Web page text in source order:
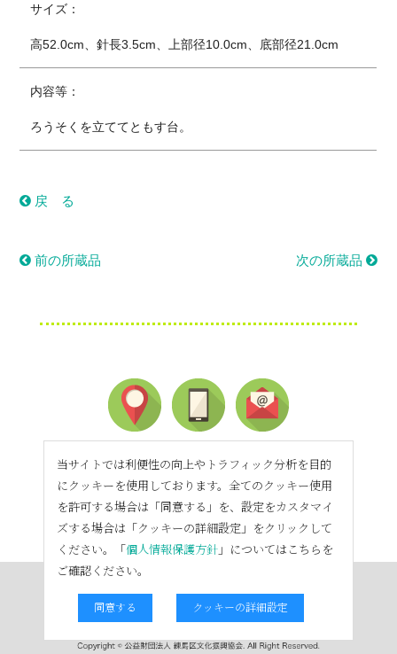
サイズ：
高52.0cm、針長3.5cm、上部径10.0cm、底部径21.0cm
内容等：
ろうそくを立ててともす台。
戻 る
前の所蔵品 次の所蔵品
当サイトでは利便性の向上やトラフィック分析を目的
にクッキーを使用しております。全てのクッキー使用
を許可する場合は「同意する」を、設定をカスタマイ
ズする場合は「クッキーの詳細設定」をクリックして
ください。「個人情報保護方針 」についてはこちらを
ご確認ください。
同意する クッキーの詳細設定